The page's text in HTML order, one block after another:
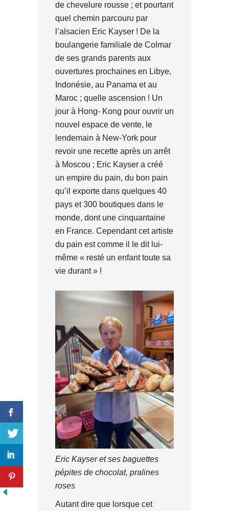
de chevelure rousse ; et pourtant
quel chemin parcouru par
l’alsacien Eric Kayser ! De la
boulangerie familiale de Colmar
de ses grands parents aux
ouvertures prochaines en Libye,
Indonésie, au Panama et au
Maroc ; quelle ascension ! Un
jour à Hong- Kong pour ouvrir un
nouvel espace de vente, le
lendemain à New-York pour
revoir une recette après un arrêt
à Moscou ; Eric Kayser a créé
un empire du pain, du bon pain
qu’il exporte dans quelques 40
pays et 300 boutiques dans le
monde, dont une cinquantaine
en France. Cependant cet artiste
du pain est comme il le dit lui-
même « resté un enfant toute sa
vie durant » !
Eric Kayser et ses baguettes
pépites de chocolat, pralines
roses
Autant dire que lorsque cet